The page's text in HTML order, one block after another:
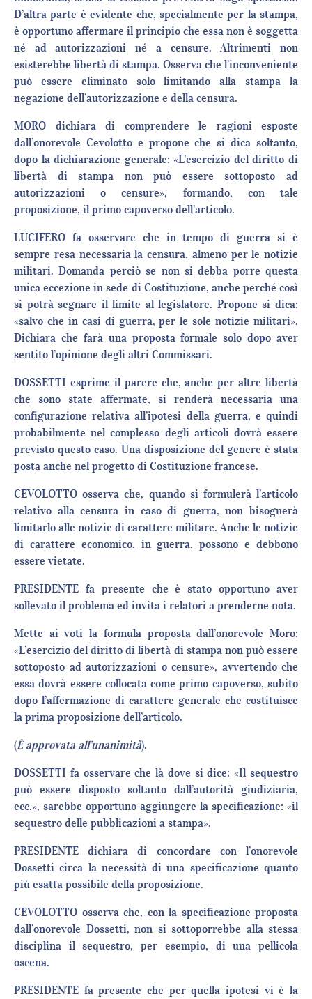
D’altra parte è evidente che, specialmente per la stampa,
è opportuno affermare il principio che essa non è soggetta
né ad autorizzazioni né a censure. Altrimenti non
esisterebbe libertà di stampa. Osserva che l’inconveniente
può essere eliminato solo limitando alla stampa la
negazione dell’autorizzazione e della censura.
MORO dichiara di comprendere le ragioni esposte
dall’onorevole Cevolotto e propone che si dica soltanto,
dopo la dichiarazione generale: «L’esercizio del diritto di
libertà di stampa non può essere sottoposto ad
autorizzazioni o censure», formando, con tale
proposizione, il primo capoverso dell’articolo.
LUCIFERO fa osservare che in tempo di guerra si è
sempre resa necessaria la censura, almeno per le notizie
militari. Domanda perciò se non si debba porre questa
unica eccezione in sede di Costituzione, anche perché così
si potrà segnare il limite al legislatore. Propone si dica:
«salvo che in casi di guerra, per le sole notizie militari».
Dichiara che farà una proposta formale solo dopo aver
sentito l’opinione degli altri Commissari.
DOSSETTI esprime il parere che, anche per altre libertà
che sono state affermate, si renderà necessaria una
configurazione relativa all’ipotesi della guerra, e quindi
probabilmente nel complesso degli articoli dovrà essere
previsto questo caso. Una disposizione del genere è stata
posta anche nel progetto di Costituzione francese.
CEVOLOTTO osserva che, quando si formulerà l’articolo
relativo alla censura in caso di guerra, non bisognerà
limitarlo alle notizie di carattere militare. Anche le notizie
di carattere economico, in guerra, possono e debbono
essere vietate.
PRESIDENTE fa presente che è stato opportuno aver
sollevato il problema ed invita i relatori a prenderne nota.
Mette ai voti la formula proposta dall’onorevole Moro:
«L’esercizio del diritto di libertà di stampa non può essere
sottoposto ad autorizzazioni o censure», avvertendo che
essa dovrà essere collocata come primo capoverso, subito
dopo l’affermazione di carattere generale che costituisce
la prima proposizione dell’articolo.
(È approvata all’unanimità).
DOSSETTI fa osservare che là dove si dice: «Il sequestro
può essere disposto soltanto dall’autorità giudiziaria,
ecc.», sarebbe opportuno aggiungere la specificazione: «il
sequestro delle pubblicazioni a stampa».
PRESIDENTE dichiara di concordare con l’onorevole
Dossetti circa la necessità di una specificazione quanto
più esatta possibile della proposizione.
CEVOLOTTO osserva che, con la specificazione proposta
dall’onorevole Dossetti, non si sottoporrebbe alla stessa
disciplina il sequestro, per esempio, di una pellicola
oscena.
PRESIDENTE fa presente che per quella ipotesi vi è la